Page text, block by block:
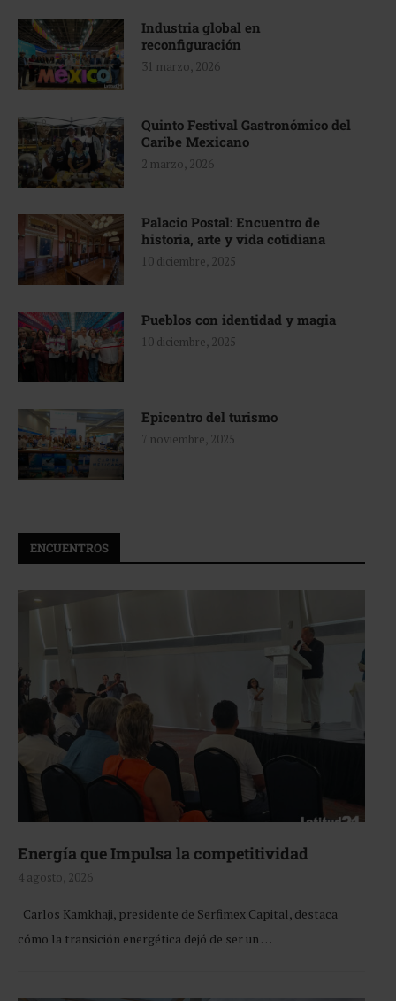
Industria global en
reconfiguración
31 marzo, 2026
Quinto Festival Gastronómico del
Caribe Mexicano
2 marzo, 2026
Palacio Postal: Encuentro de
historia, arte y vida cotidiana
10 diciembre, 2025
Pueblos con identidad y magia
10 diciembre, 2025
Epicentro del turismo
7 noviembre, 2025
ENCUENTROS
Energía que Impulsa la competitividad
4 agosto, 2026
Carlos Kamkhaji, presidente de Serfimex Capital, destaca
cómo la transición energética dejó de ser un …